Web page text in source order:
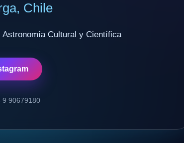
Chile
Cultural y Científica
9 90679180